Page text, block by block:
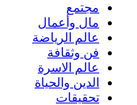
مجتمع
مال وأعمال
عالم الرياضة
فن وثقافة
عالم الاسرة
الدين والحياة
تحقيقات